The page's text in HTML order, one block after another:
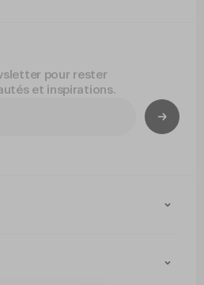
pour rester
et inspirations.